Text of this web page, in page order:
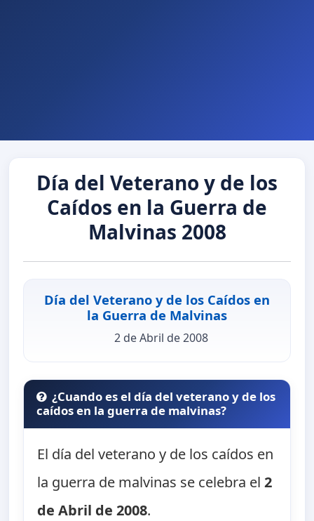
Día del Veterano y de los
Caídos en la Guerra de
Malvinas 2008
Día del Veterano y de los Caídos en
la Guerra de Malvinas
2 de Abril de 2008
¿Cuando es el día del veterano y de los
caídos en la guerra de malvinas?
El día del veterano y de los caídos en
la guerra de malvinas se celebra el2
de Abril de 2008.